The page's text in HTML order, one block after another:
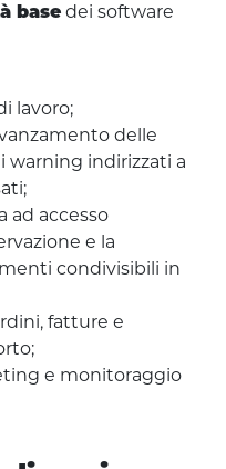
base dei software
lavoro;
delle
warning indirizzati a
ad accesso
e la
condivisibili in
fatture e
e monitoraggio